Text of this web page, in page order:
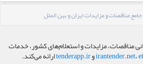
مناقصات و مزایدات ایران و بین الملل
مناقصات، مزایدات و استعلام‌های کشور، خدمات
irantender.net، وtenderapp.irارائه می‌کند.